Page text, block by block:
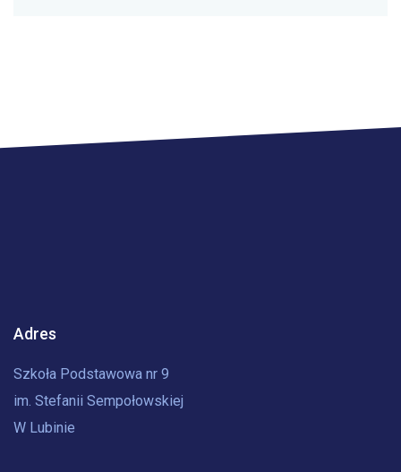
Adres
Szkoła Podstawowa nr 9
im. Stefanii Sempołowskiej
W Lubinie